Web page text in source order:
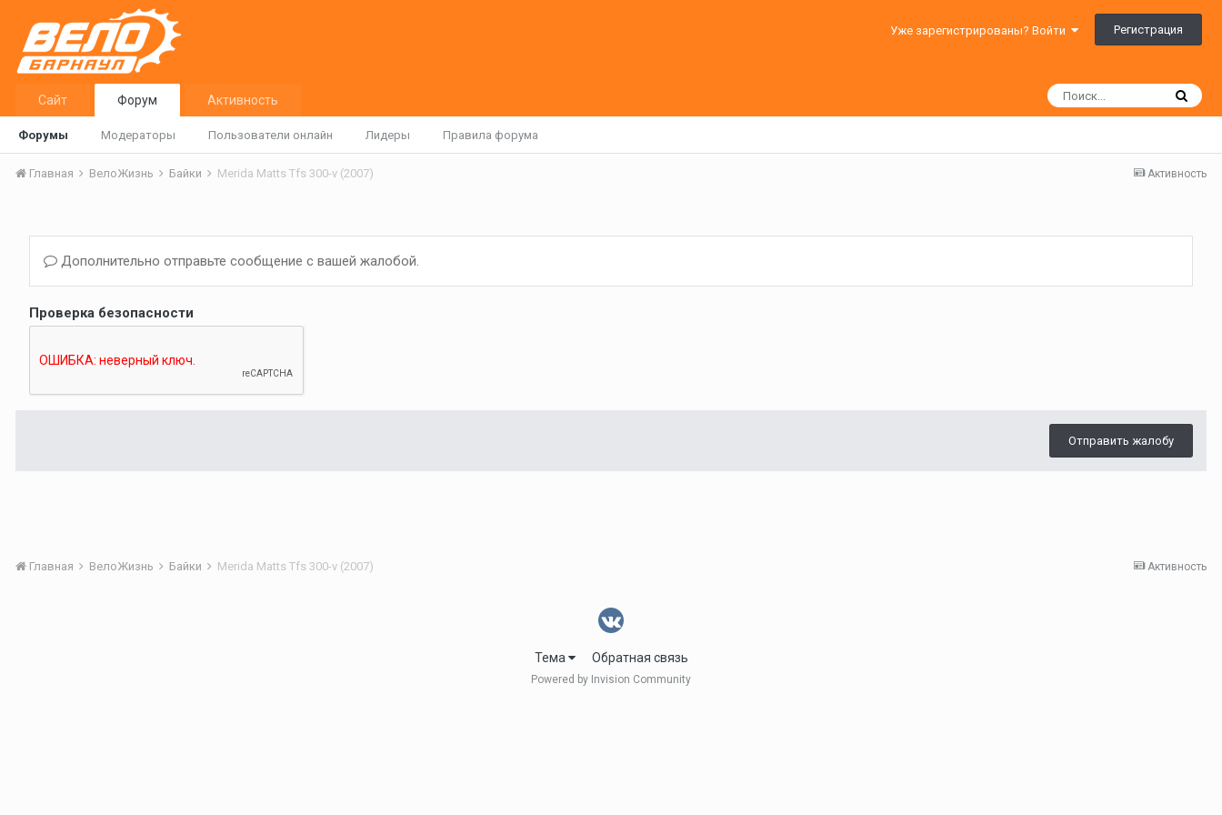
Уже зарегистрированы? Войти Регистрация
Сайт Форум
Форумы Модераторы Пользователи онлайн Лидеры Правила форума
Активность
Активность
Главная ВелоЖизнь Байки Merida Matts Tfs 300-v (2007)
Дополнительно отправьте сообщение с вашей жалобой.
Проверка безопасности
Отправить жалобу
Активность
Главная ВелоЖизнь Байки Merida Matts Tfs 300-v (2007)
Тема Обратная связь
Powered by Invision Community